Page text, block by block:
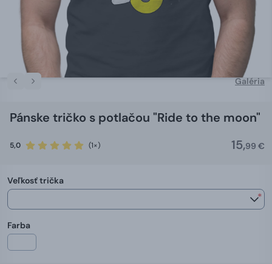
Galéria
Pánske tričko s potlačou "Ride to the moon"
5,0 (1×) 15,99 €
Veľkosť trička
*
Farba